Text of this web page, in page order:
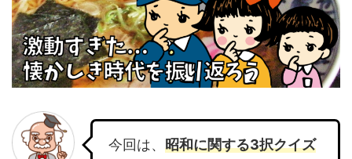
今回は、 昭和に関する3択クイズ